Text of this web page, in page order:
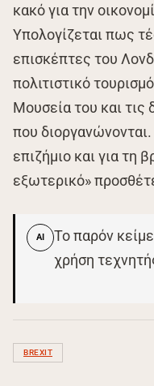
κακό για την
Υπολογίζεται πως
επισκέπτες του
πολιτιστικό
Μουσεία του και τις
που διοργανώνονται.
επιζήμιο και για τη
εξωτερικό»
AI
Το παρόν
χρήση
BREXIT